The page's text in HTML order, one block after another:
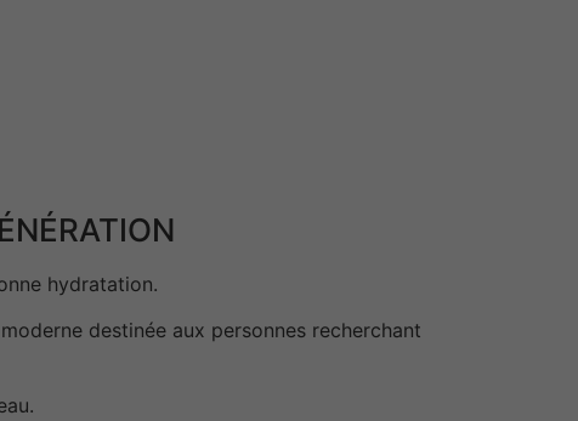
hydratation.
destinée aux personnes recherchant